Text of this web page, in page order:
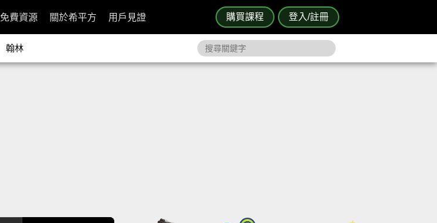
購買課程 登入/註冊
免費資源 關於希平方 用戶見證
翰林